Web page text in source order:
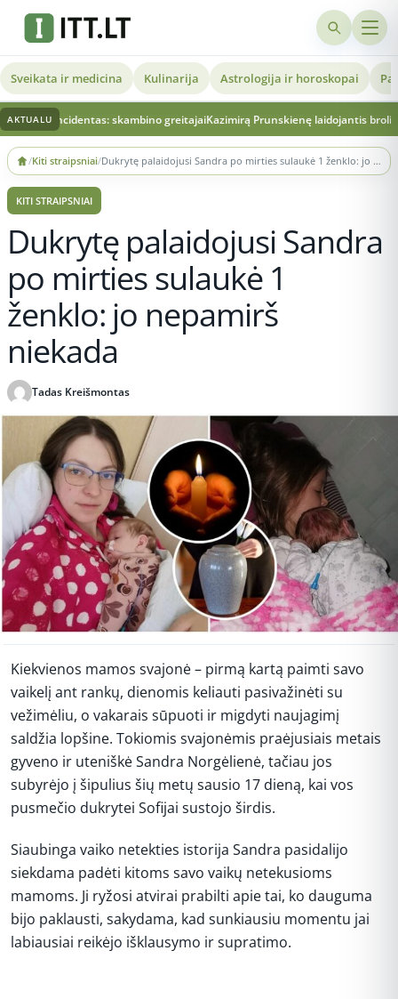
Sveikata ir medicina Kulinarija Astrologija ir horoskopai
AKTUALUgreitajaiKazimirą Prunskienę laidojantis brolis – apie mirties
Skip
to
content
/Kiti straipsniai/ Dukrytę palaidojusi Sandra po mirties sulaukė 1 ženklo: jo nepamirš niekada
KITI STRAIPSNIAI
Dukrytę palaidojusi Sandra
po mirties sulaukė 1
ženklo: jo nepamirš
niekada
Tadas Kreišmontas
Kiekvienos mamos svajonė – pirmą kartą paimti savo
vaikelį ant rankų, dienomis keliauti pasivažinėti su
vežimėliu, o vakarais sūpuoti ir migdyti naujagimį
saldžia lopšine. Tokiomis svajonėmis praėjusiais metais
gyveno ir uteniškė Sandra Norgėlienė, tačiau jos
subyrėjo į šipulius šių metų sausio 17 dieną, kai vos
pusmečio dukrytei Sofijai sustojo širdis.
Siaubinga vaiko netekties istorija Sandra pasidalijo
siekdama padėti kitoms savo vaikų netekusioms
mamoms. Ji ryžosi atvirai prabilti apie tai, ko dauguma
bijo paklausti, sakydama, kad sunkiausiu momentu jai
labiausiai reikėjo išklausymo ir supratimo.